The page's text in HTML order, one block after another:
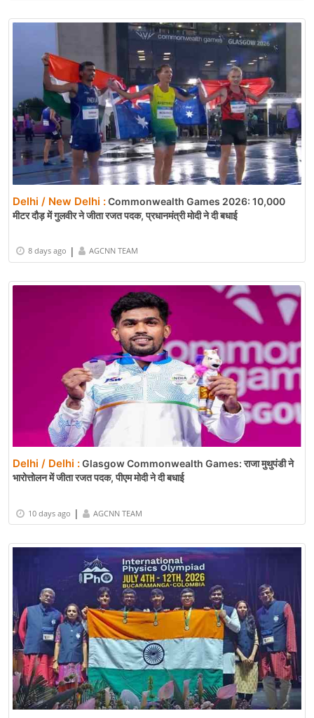
Delhi / New Delhi :Commonwealth Games 2026: 10,000
मीटर दौड़ में गुलवीर ने जीता रजत पदक, प्रधानमंत्री मोदी ने दी बधाई
8 days ago | AGCNN TEAM
Delhi / Delhi :Glasgow Commonwealth Games: राजा मुथुपंडी ने
भारोत्तोलन में जीता रजत पदक, पीएम मोदी ने दी बधाई
10 days ago | AGCNN TEAM